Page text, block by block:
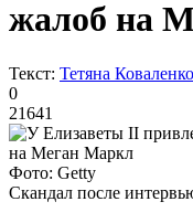
жалоб на
Текст: Тетяна Коваленко
0
21641
Фото: Getty
Скандал после